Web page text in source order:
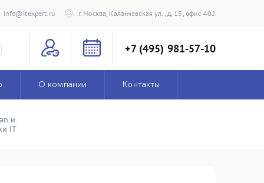
info@itexpert.ru г. Москва, Каланчевская ул., д. 15, офис 402
+7 (495) 981-57-10
О компании Контакты
и
IT